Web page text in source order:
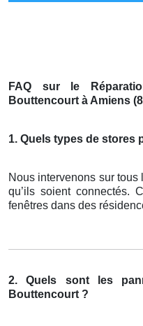
FAQ sur le
Bouttencourt à Amiens
1. Quels types de stores
Nous intervenons sur
qu’ils soient connectés.
fenêtres dans des
2. Quels sont les
Bouttencourt ?